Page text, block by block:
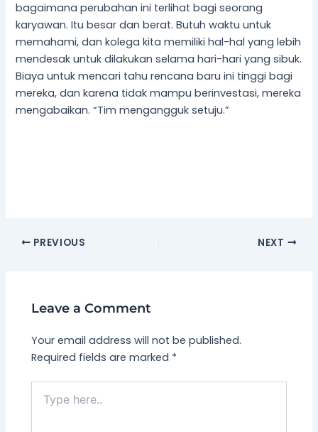
bagaimana perubahan ini terlihat bagi seorang
karyawan. Itu besar dan berat. Butuh waktu untuk
memahami, dan kolega kita memiliki hal-hal yang lebih
mendesak untuk dilakukan selama hari-hari yang sibuk.
Biaya untuk mencari tahu rencana baru ini tinggi bagi
mereka, dan karena tidak mampu berinvestasi, mereka
mengabaikan. “Tim mengangguk setuju.”
PREVIOUS NEXT
Leave a Comment
Your email address will not be published.
Required fields are marked *
here..